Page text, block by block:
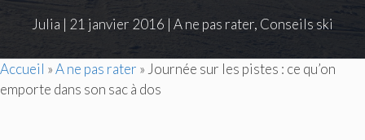
Julia | 21 janvier 2016 | A ne pas rater, Conseils ski
Accueil »A ne pas rater » Journée sur les pistes : ce qu’on
emporte dans son sac à dos